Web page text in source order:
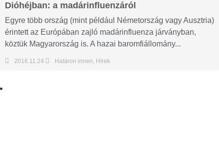
Dióhéjban: a madárinfluenzáról
Egyre több ország (mint például Németország vagy Ausztria)
érintett az Európában zajló madárinfluenza járványban,
köztük Magyarország is. A hazai baromfiállomány...
2016.11.24. Határon innen, Hírek